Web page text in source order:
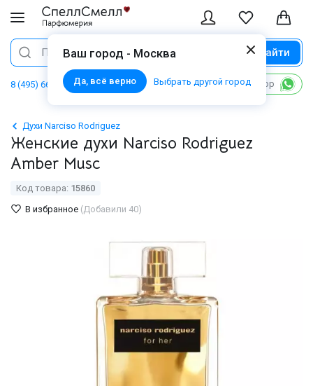
Ваш город - Москва
Да, всё верно Выбрать другой город
Поиск Найти
8 (495) 668 06 02 Написать в WhatsApp
Духи Narciso Rodriguez
Женские духи Narciso Rodriguez
Amber Musc
Код товара: 15860
В избранное (Добавили 40)